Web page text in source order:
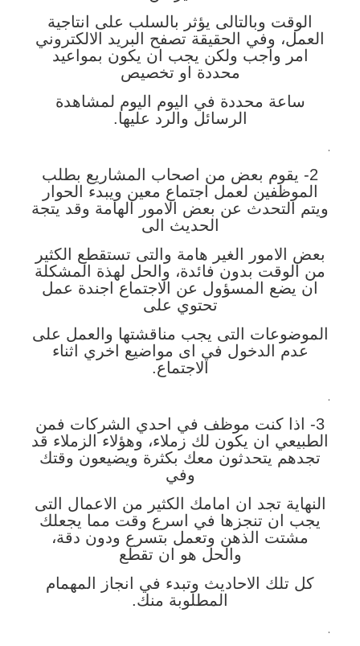
الوقت وبالتالى يؤثر بالسلب على انتاجية
العمل، وفي الحقيقة تصفح البريد الالكتروني
امر واجب ولكن يجب ان يكون بمواعيد
محددة او تخصيص
ساعة محددة في اليوم اليوم لمشاهدة
الرسائل والرد عليها.
.
2- يقوم بعض من اصحاب المشاريع بطلب
الموظفين لعمل اجتماع معين ويبدء الحوار
ويتم التحدث عن بعض الامور الهامة وقد يتجة
الحديث الى
بعض الامور الغير هامة والتى تستقطع الكثير
من الوقت بدون فائدة، والحل لهذة المشكلة
ان يضع المسؤول عن الاجتماع اجندة عمل
تحتوي على
الموضوعات التى يجب مناقشتها والعمل على
عدم الدخول في اى مواضيع اخري اثناء
الاجتماع.
.
3- اذا كنت موظف في احدي الشركات فمن
الطبيعي ان يكون لك زملاء، وهؤلاء الزملاء قد
تجدهم يتحدثون معك بكثرة ويضيعون وقتك
وفي
النهاية تجد ان امامك الكثير من الاعمال التى
يجب ان تنجزها في اسرع وقت مما يجعلك
مشتت الذهن وتعمل بتسرع ودون دقة،
والحل هو ان تقطع
كل تلك الاحاديث وتبدء في انجاز المهمام
المطلوبة منك.
.